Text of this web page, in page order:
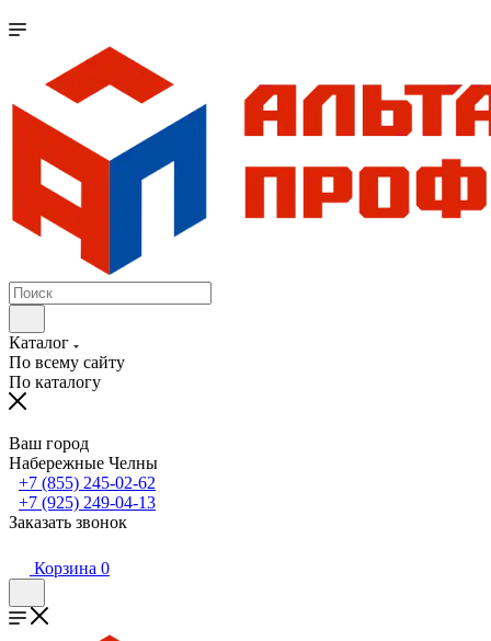
Каталог
По всему сайту
По каталогу
Ваш город
Набережные Челны
+7 (855) 245-02-62
+7 (925) 249-04-13
Заказать звонок
Корзина 0